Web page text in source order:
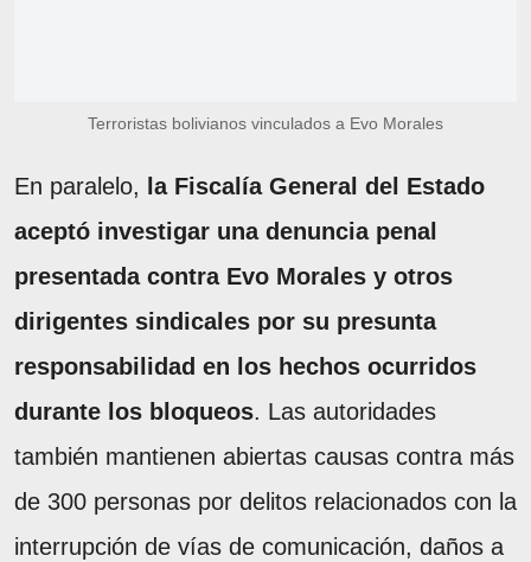
Terroristas bolivianos vinculados a Evo Morales
En paralelo,
la Fiscalía General del Estado
aceptó investigar una denuncia penal
presentada contra Evo Morales y otros
dirigentes sindicales por su presunta
responsabilidad en los hechos ocurridos
durante los bloqueos. Las autoridades
también mantienen abiertas causas contra más
de 300 personas por delitos relacionados con la
interrupción de vías de comunicación, daños a